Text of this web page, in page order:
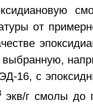
от
выбранную,
16, с
экв/г смолы до